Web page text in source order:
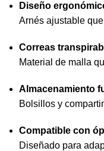
Diseño
Arnés ajustable
Correas
Material de malla
Almacenamiento
Bolsillos y
Compatible con
Diseñado para